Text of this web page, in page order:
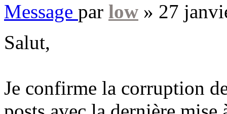
Message par low » 27
Salut,
Je confirme la corruption